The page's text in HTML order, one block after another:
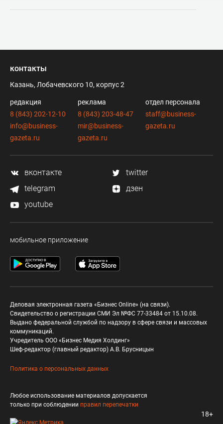
контакты
Казань, Лобачевского 10, корпус 2
редакция
8 (843) 202-12-10
info@business-
gazeta.ru
реклама
8 (843) 203-48-47
mir@business-
gazeta.ru
отдел персонала
staff@business-
gazeta.ru
вконтакте
twitter
telegram
дзен
youtube
мобильное приложение
Деловая электронная газета «Бизнес Online» (на связи).
Свидетельство о регистрации СМИ Эл №ФС 77-33484 от 15.10.08.
Выдано федеральной службой по надзору в сфере связи и массовых
коммуникаций.
Учредитель ООО «Бизнес Медия Холдинг»
Шеф-редактор (главный редактор) А.В. Брусницын
Политика о персональных данных
Любое использование материалов допускается
только при соблюдении правил перепечатки
18+